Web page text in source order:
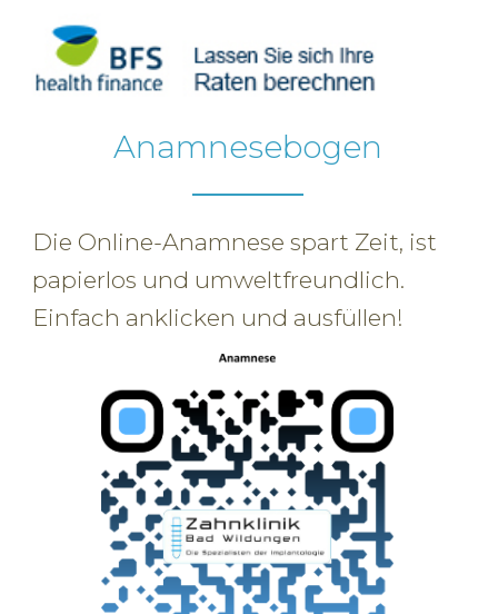
Anamnesebogen
Die Online-Anamnese spart Zeit, ist
papierlos und umweltfreundlich.
Einfach anklicken und ausfüllen!